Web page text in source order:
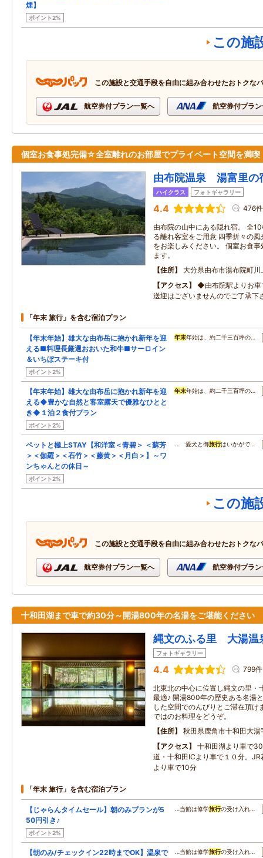
煙】
ポイント2%
この施
この施設と交通手段を自由に組み合わせたおトクな
航空券付プラン一覧へ 航空券付プラ
個室お食事処完備☆全室離れのお部屋でプライベート空間を満喫
由布院温泉 湯富里
ハイクラス フォトギャラリー
4.4 476件
由布院の山中にある隠れ宿。 全
る離れ客室をご用意 四季折々の
をお楽しみください。 個室お食
ます。
住所
大分県由布市湯布院町川
アクセス
◆由布院駅よりお
送迎はございませんのでご了承下
「年末 旅行」を含む宿泊プラン
【年末年始】雄大な由布岳に抱かれ新年を迎
える■料理長厳選おおいた和牛■サーロイン
＆いちぼステーキ付
ポイント2%
年末年始は、約二千三百坪の…
【年末年始】雄大な由布岳に抱かれ新年を迎
える◆豊かな自然と客室露天で優雅なひとと
き◆１泊２食付プラン
ポイント2%
年末年始は、約二千三百坪の…
ペットと極上STAY【和洋室＜青碧＞ ＜蘇芳
＞＜伽羅＞＜石竹＞＜藤黄＞＜月白＞】～ワ
ンちゃんとの休日～
ポイント2%
… 愛犬と御旅行はいかがで…
この施
この施設と交通手段を自由に組み合わせたおトクな
航空券付プラン一覧へ 航空券付プラ
十和田湖まで車で約30分～開湯800年の名湯をご堪能ください
縄文のふる里 大湯
フォトギャラリー
4.4 799件
北東北の中心に位置し縄文の里・
最適♪ 開湯800年の歴史ある名湯
した空間でのんびりとご滞在頂け
ではのお料理をどうぞ。
住所
秋田県鹿角市十和田大
アクセス
十和田湖より車で
道・十和田ICより車で１０分。
より車で10分
「年末 旅行」を含む宿泊プラン
【じゃらんタイムセール】朝のみプランが5
50円引き♪
ポイント2%
…当館は修学旅行の受け入れ…
【朝のみ/チェックイン22時までOK】温泉で
…当館は修学旅行の受け入れ…